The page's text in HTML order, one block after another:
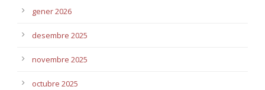
gener 2026
desembre 2025
novembre 2025
octubre 2025